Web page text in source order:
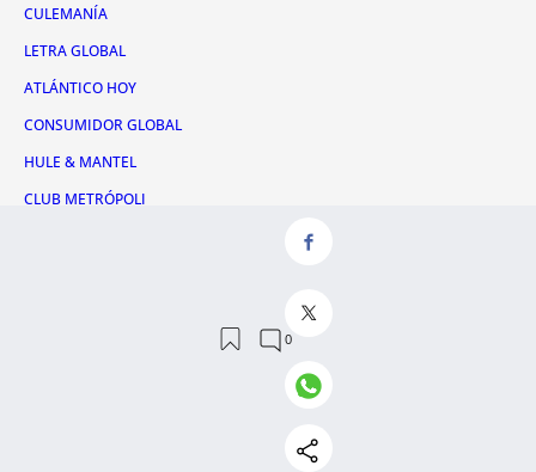
CULEMANÍA
LETRA GLOBAL
ATLÁNTICO HOY
CONSUMIDOR GLOBAL
HULE & MANTEL
CLUB METRÓPOLI